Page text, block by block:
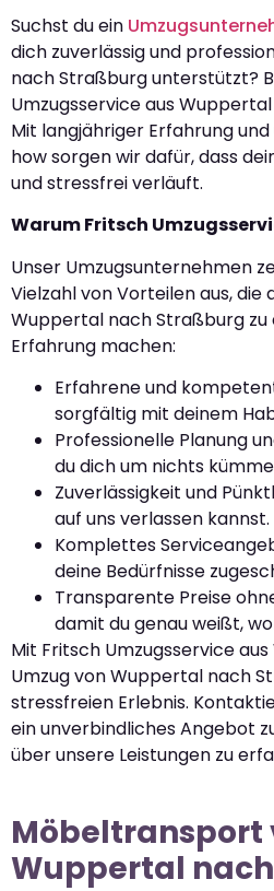
Suchst du ein
dich zuverlässig und
nach Straßburg unterstützt?
Umzugsservice aus
Mit langjähriger Erfahrung
how sorgen wir dafür, dass
und stressfrei verläuft.
Warum Fritsch
Unser Umzugsunternehmen
Vielzahl von Vorteilen aus, die
Wuppertal nach Straßburg
Erfahrung machen:
Erfahrene und
sorgfältig mit deinem
Professionelle Planung
du dich um nichts
Zuverlässigkeit und
auf uns verlassen kannst.
Komplettes
deine Bedürfnisse
Transparente Preise
damit du genau weißt,
Mit Fritsch Umzugsservice
Umzug von Wuppertal nach
stressfreien Erlebnis.
ein unverbindliches Angebot
über unsere Leistungen zu
Möbeltransport
Wuppertal